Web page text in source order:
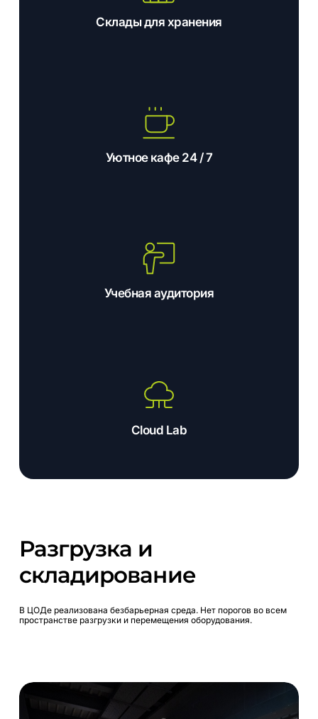
Склады для хранения
Уютное кафе 24 / 7
Учебная аудитория
Cloud Lab
Разгрузка и
складирование
В ЦОДе реализована безбарьерная среда. Нет порогов во всем
пространстве разгрузки и перемещения оборудования.